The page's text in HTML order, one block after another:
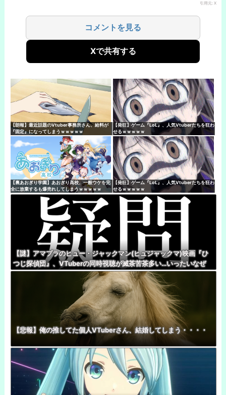
引用元: X
コメントを見る
Xで共有する
【朗報】最近話題のVtuber事務所さん、給料が
『固定』になってしまうｗｗｗｗｗ
【発狂】ゲーム『LoL』、人気Vtuberたちを狂わ
せるｗｗｗｗｗ
【裏あおぎり学園】あおぎり高校、一般ウケを完
全に放棄するも爆売れしてしまうｗｗｗｗｗ
【発狂】ゲーム『LoL』、人気Vtuberたちを狂わ
せるｗｗｗｗｗ
【謎】アマプラのヒュー・ジャックマン(ヒュジャックマ)映画『ひ
つじ探偵団』、VTuberの同時視聴が滅茶苦茶多い…いったいなぜ
【悲報】俺の推してた個人VTuberさん、結婚してしまう・・・・